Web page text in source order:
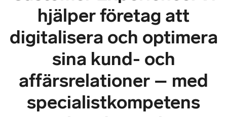
hjälper företag att
digitalisera och optimera
sina kund- och
affärsrelationer – med
specialistkompetens